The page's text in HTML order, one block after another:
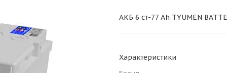
АКБ 6 ст-77 Ah TYUMEN
Характеристики